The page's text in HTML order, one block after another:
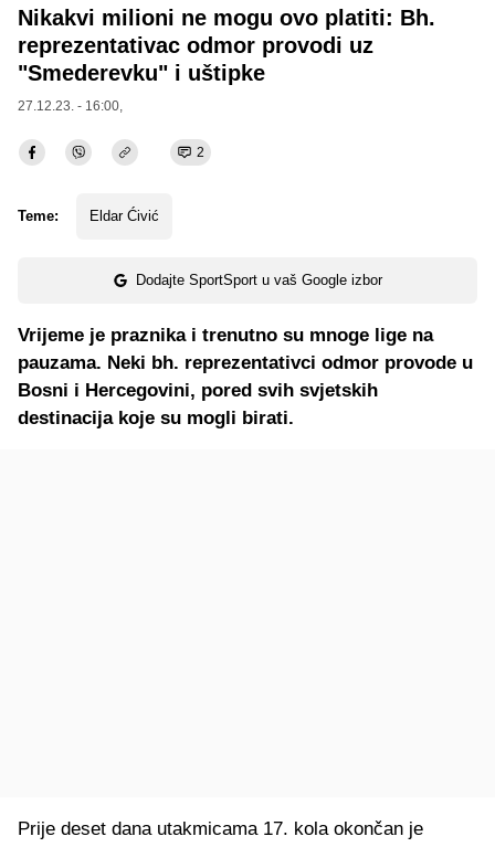
Nikakvi milioni ne mogu ovo platiti: Bh.
reprezentativac odmor provodi uz
"Smederevku" i uštipke
27.12.23. - 16:00,
2
Teme: Eldar Ćivić
Dodajte SportSport u vaš Google izbor
Vrijeme je praznika i trenutno su mnoge lige na
pauzama. Neki bh. reprezentativci odmor provode u
Bosni i Hercegovini, pored svih svjetskih
destinacija koje su mogli birati.
Prije deset dana utakmicama 17. kola okončan je